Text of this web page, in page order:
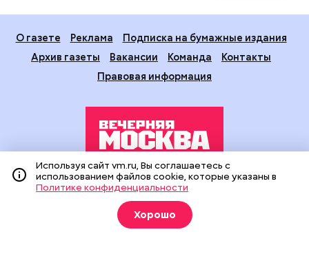
О газете Реклама
Подписка на бумажные издания
Архив газеты
Вакансии Команда
Контакты
Правовая информация
Издание создано при финансовой поддержке Департамента
средств массовой информации и рекламы города Москвы.
На сайте применяются рекомендательные технологии
(информационные технологии предоставления информации
на основе сбора, систематизации и анализа сведений,
Используя сайт vm.ru, Вы соглашаетесь с
использованием файлов cookie, которые указаны в
Политике конфиденциальности
Хорошо